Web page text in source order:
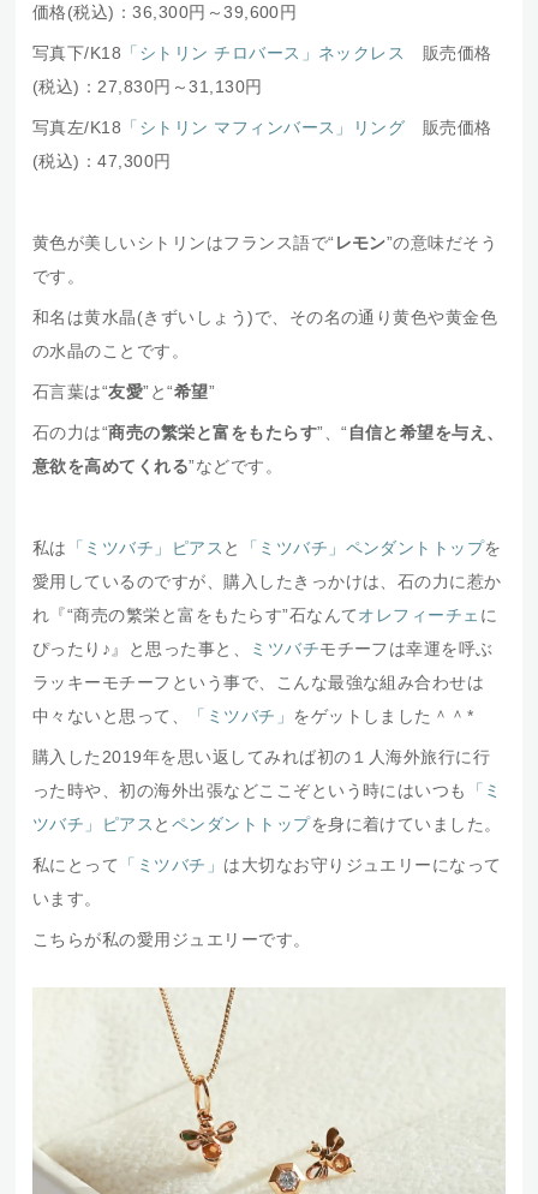
価格(税込)：36,300円～39,600円
写真下/K18 「シトリン チロバース」ネックレス
販売価格
(税込)：27,830円～31,130円
写真左/K18 「シトリン マフィンバース」リング 販売価格
(税込)：47,300円
黄色が美しいシトリンはフランス語で“ レモン”の意味だそう
です。
和名は黄水晶(きずいしょう)で、その名の通り黄色や黄金色
の水晶のことです。
石言葉は“友愛”と“希望”
石の力は“商売の繁栄と富をもたらす”、“ 自信と希望を与え、
意欲を高めてくれる”などです。
私は 「ミツバチ」ピアス と 「ミツバチ」ペンダントトップを
愛用しているのですが、購入したきっかけは、石の力に惹か
れ『“商売の繁栄と富をもたらす”石なんてオレフィーチェ に
ぴったり♪』と思った事と、
ミツバチモチーフは幸運を呼ぶ
ラッキーモチーフという事で、こんな最強な組み合わせは
中々ないと思って、
「ミツバチ」 をゲットしました＾＾*
購入した2019年を思い返してみれば初の１人海外旅行に行
った時や、初の海外出張などここぞという時にはいつも
「ミ
ツバチ」ピアス と ペンダントトップを身に着けていました。
私にとって 「ミツバチ」 は大切なお守りジュエリーになって
います。
こちらが私の愛用ジュエリーです。